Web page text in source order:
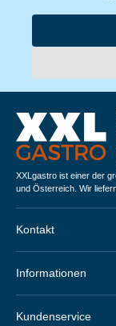
XXLgastro ist einer der
und Österreich. Wir
Kontakt
Informationen
Kundenservice